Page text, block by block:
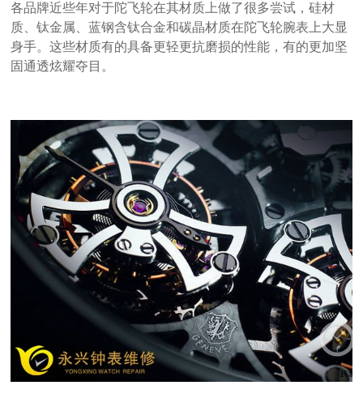
各品牌近些年对于陀飞轮在其材质上做了很多尝试，硅材
质、钛金属、蓝钢含钛合金和碳晶材质在陀飞轮腕表上大显
身手。这些材质有的具备更轻更抗磨损的性能，有的更加坚
固通透炫耀夺目。